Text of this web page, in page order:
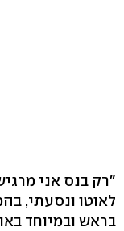
"רק בנס אני
לאוטו ונסעתי,
בראש ובמיוחד